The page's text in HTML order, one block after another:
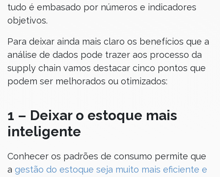
tudo é embasado por números e indicadores
objetivos.
Para deixar ainda mais claro os benefícios que a
análise de dados pode trazer aos processo da
supply chain vamos destacar cinco pontos que
podem ser melhorados ou otimizados:
1 – Deixar o estoque mais
inteligente
Conhecer os padrões de consumo permite que
a gestão do estoque seja muito mais eficiente e